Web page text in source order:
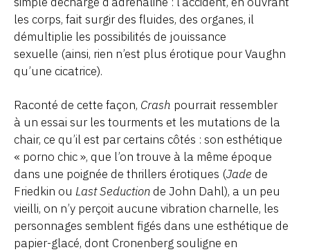
les corps, fait surgir des fluides, des organes, il
démultiplie les possibilités de jouissance
sexuelle (ainsi, rien n’est plus érotique pour Vaughn
qu’une cicatrice).
Raconté de cette façon, Crash pourrait ressembler
à un essai sur les tourments et les mutations de la
chair, ce qu’il est par certains côtés : son esthétique
« porno chic », que l’on trouve à la même époque
dans une poignée de thrillers érotiques (Jade de
Friedkin ou Last Seduction de John Dahl), a un peu
vieilli, on n’y perçoit aucune vibration charnelle, les
personnages semblent figés dans une esthétique de
papier-glacé, dont Cronenberg souligne en